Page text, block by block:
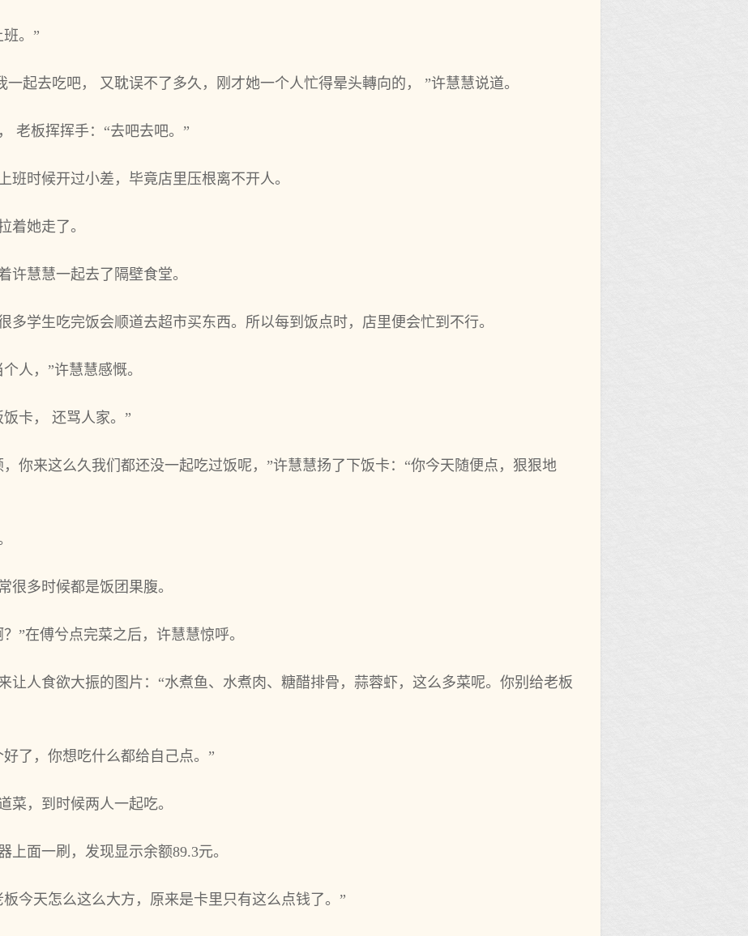
。”
一起去吃吧， 又耽误不了多久，刚才她一个人忙得晕头轉向的， ”许慧慧说道。
老板挥挥手：“去吧去吧。”
班时候开过小差，毕竟店里压根离不开人。
着她走了。
许慧慧一起去了隔壁食堂。
多学生吃完饭会顺道去超市买东西。所以每到饭点时，店里便会忙到不行。
人，”许慧慧感慨。
卡， 还骂人家。”
你来这么久我们都还没一起吃过饭呢，”许慧慧扬了下饭卡：“你今天随便点，狠狠地
很多时候都是饭团果腹。
”在傅兮点完菜之后，许慧慧惊呼。
让人食欲大振的图片：“水煮鱼、水煮肉、糖醋排骨，蒜蓉虾，这么多菜呢。你别给老板
了，你想吃什么都给自己点。”
菜，到时候两人一起吃。
上面一刷，发现显示余额89.3元。
今天怎么这么大方，原来是卡里只有这么点钱了。”